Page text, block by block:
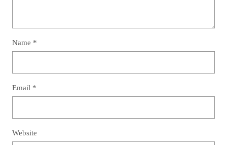
Name *
Email *
Website